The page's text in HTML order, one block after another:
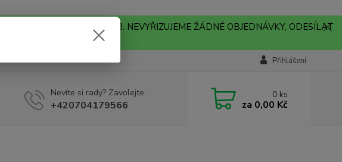
!!! V PONDĚLÍ 10.8. NEVYŘIZUJEME ŽÁDNÉ OBJEDNÁVKY, ODESÍLAT
Přihlášení
Nevíte si rady? Zavolejte.
+420704179566
0 ks
za 0,00 Kč